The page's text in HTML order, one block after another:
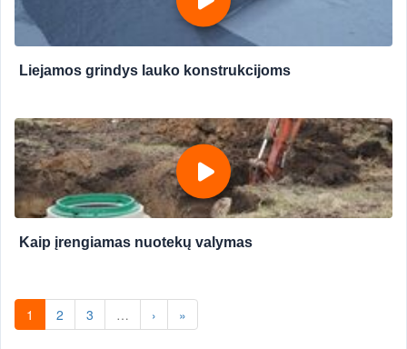
Liejamos grindys lauko konstrukcijoms
Kaip įrengiamas nuotekų valymas
1 2 3 … › »